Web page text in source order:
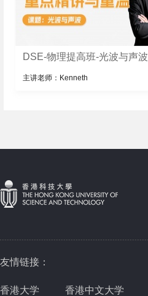
DSE-物理提高班-光波与声波
主讲老师：Kenneth
友情链接：
香港大学 香港中文大学